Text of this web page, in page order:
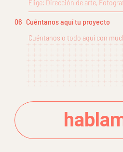
06 Cuéntanos aquí tu proyecto